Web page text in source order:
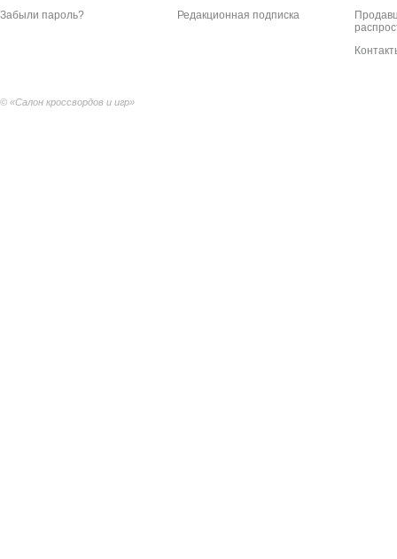
Забыли пароль?
Редакционная подписка
© «Салон кроссвордов и игр»